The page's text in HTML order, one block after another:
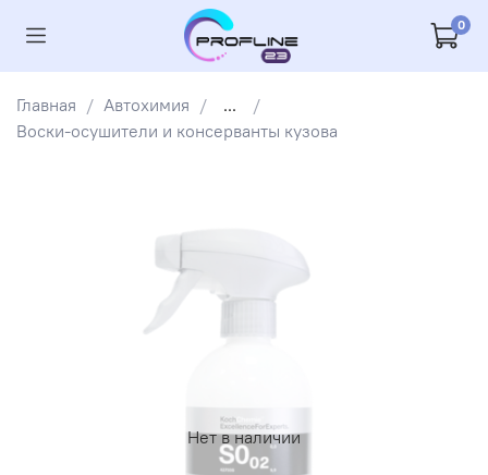
0
Главная Автохимия
...
Воски-осушители и консерванты кузова
Нет в наличии